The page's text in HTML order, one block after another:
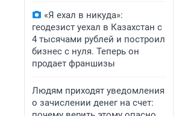
«Я ехал в никуда»:
геодезист уехал в Казахстан с
4 тысячами рублей и построил
бизнес с нуля. Теперь он
продает франшизы
Людям приходят уведомления
о зачислении денег на счет: